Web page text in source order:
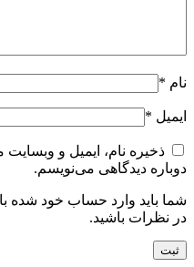
نام *
ایمیل *
ذخیره نام، ایمیل و
دوباره دیدگاهی می‌نویسم.
شما باید وارد حساب خود شده
در نظرات باشید.